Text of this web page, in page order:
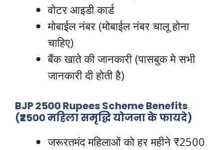
वोटर आइडी कार्ड
मोबाईल नंबर (मोबाईल नंबर चालू होना
चाहिए)
बैंक खाते की जानकारी (पासबुक मे सभी
जानकारी दी होती है)
BJP 2500 Rupees Scheme Benefits
(₹2500 महिला समृद्धि योजना के फायदे)
जरूरतमंद महिलाओं को हर महीने ₹2500